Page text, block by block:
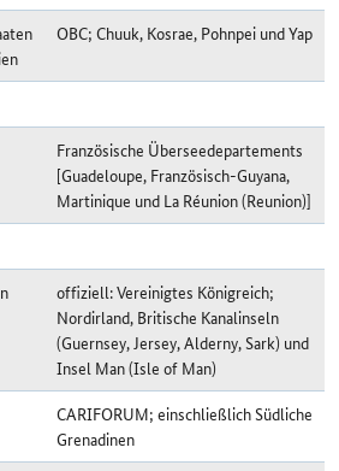
OBC; Chuuk, Kosrae, Pohnpei und Yap
Französische Überseedepartements
[Guadeloupe, Französisch-Guyana,
Martinique und La Réunion (Reunion)]
offiziell: Vereinigtes Königreich;
Nordirland, Britische Kanalinseln
(Guernsey, Jersey, Alderny, Sark) und
Insel Man (Isle of Man)
CARIFORUM; einschließlich Südliche
Grenadinen